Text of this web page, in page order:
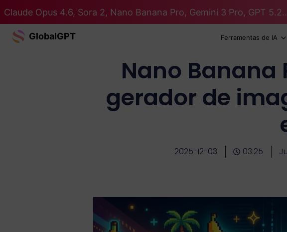
Claude Opus 4.6, Sora 2, Nano Banana Pro, Gemini 3 Pro, GPT
GlobalGPT Ferramentas de IA
Nano Banana
gerador de
2025-12-03 03:25